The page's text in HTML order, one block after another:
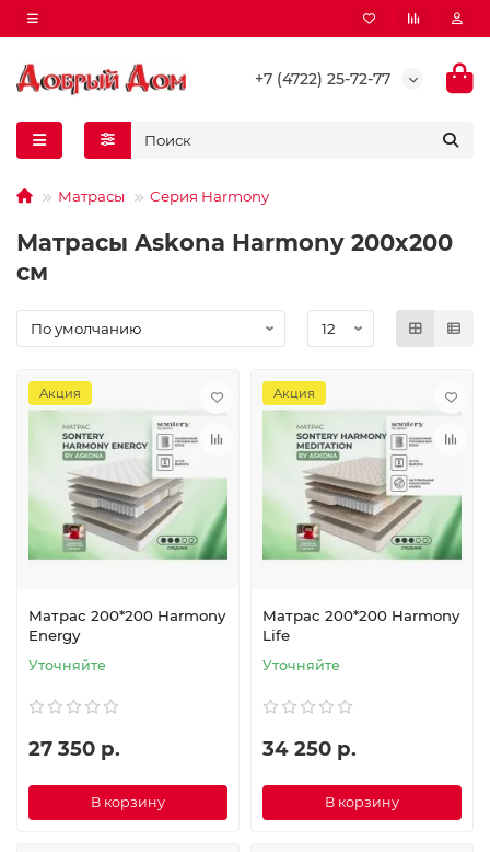
+7 (4722) 25-72-77
Матрасы Серия Harmony
Матрасы Askona Harmony 200x200
см
Акция
Матрас 200*200 Harmony
Energy
Уточняйте
27 350 р.
В корзину
Акция
Матрас 200*200 Harmony
Life
Уточняйте
34 250 р.
В корзину